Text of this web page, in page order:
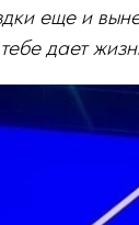
еще и
дает